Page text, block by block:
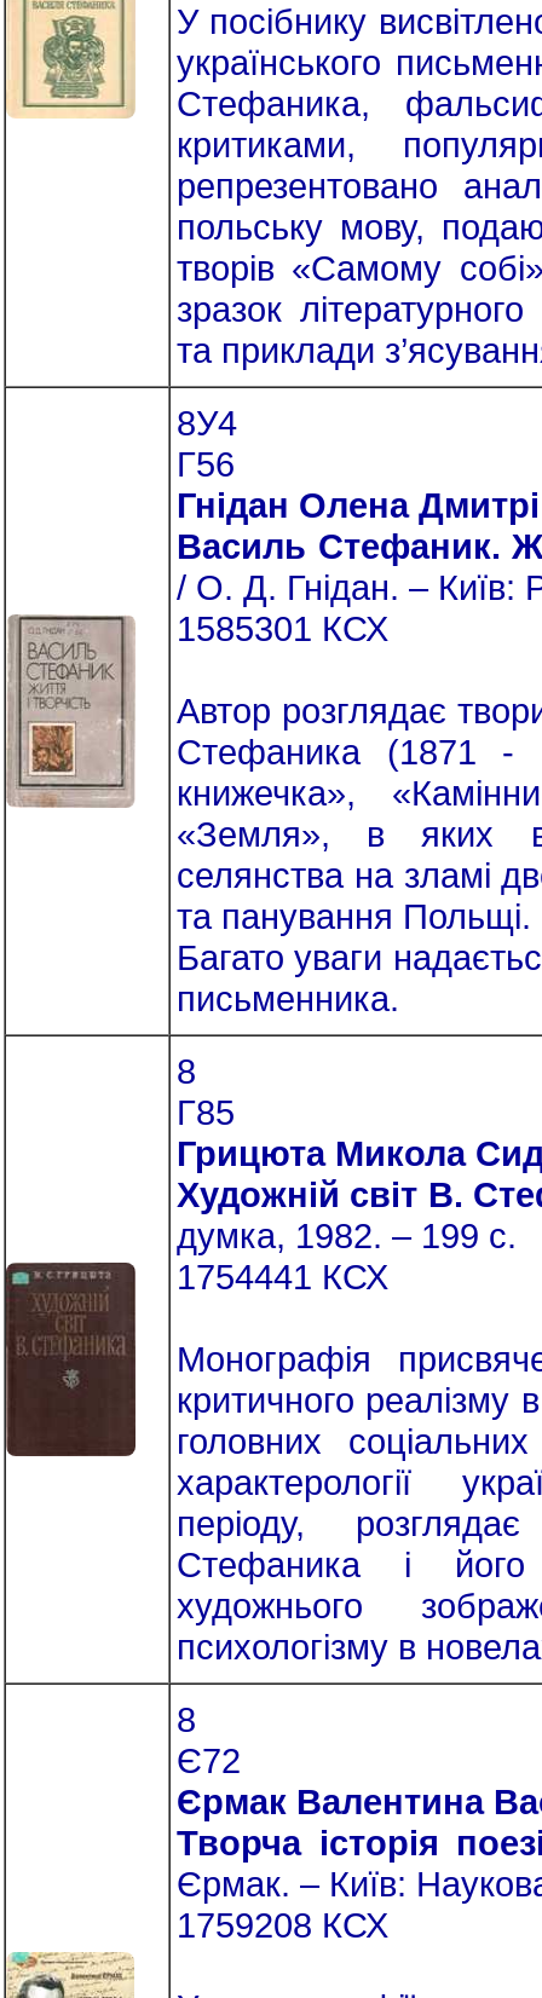
У посібнику
українського
Стефаника,
критиками,
репрезентовано
польську мову,
творів «Самому
зразок
та приклади
8У4
Г56
Гнідан Олена
Василь Стефаник.
/ О. Д. Гнідан. – Київ:
1585301 КСХ
Автор розглядає
Стефаника (1871 -
книжечка»,
«Земля», в яких
селянства на зламі
та панування Польщі.
Багато уваги
письменника.
8
Г85
Грицюта Микола
Художній світ В.
думка, 1982. – 199 с.
1754441 КСХ
Монографія
критичного реалізму
головних
характерології
періоду,
Стефаника і його
художнього
психологізму в
8
Є72
Єрмак Валентина
Творча історія
Єрмак. – Київ:
1759208 КСХ